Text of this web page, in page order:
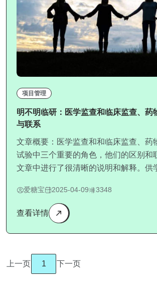
项目管理
明不明临研：医学监查和临床监查、药
与联系
文章概要：医学监查和和临床监查、药
试验中三个重要的角色，他们的区别和
文章中进行了很清晰的说明和解释。供
爱糖宝 2025-04-09 3348
查看详情
上一页 1 下一页